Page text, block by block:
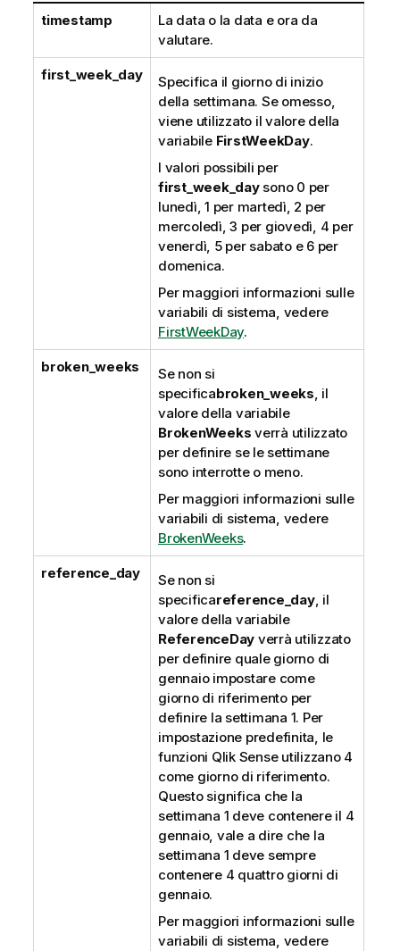
timestamp
La data o la data e ora da
valutare.
first_week_day
Specifica il giorno di inizio
della settimana. Se omesso,
viene utilizzato il valore della
variabile FirstWeekDay.
I valori possibili per
first_week_daysono 0 per
lunedì, 1 per martedì, 2 per
mercoledì, 3 per giovedì, 4 per
venerdì, 5 per sabato e 6 per
domenica.
Per maggiori informazioni sulle
variabili di sistema, vedere
FirstWeekDay.
broken_weeks
Se non si
specificabroken_weeks, il
valore della variabile
BrokenWeeks verrà utilizzato
per definire se le settimane
sono interrotte o meno.
Per maggiori informazioni sulle
variabili di sistema, vedere
BrokenWeeks.
reference_day
Se non si
specificareference_day, il
valore della variabile
ReferenceDay verrà utilizzato
per definire quale giorno di
gennaio impostare come
giorno di riferimento per
definire la settimana 1. Per
impostazione predefinita, le
funzioni Qlik Senseutilizzano 4
come giorno di riferimento.
Questo significa che la
settimana 1 deve contenere il 4
gennaio, vale a dire che la
settimana 1 deve sempre
contenere 4 quattro giorni di
gennaio.
Per maggiori informazioni sulle
variabili di sistema, vedere